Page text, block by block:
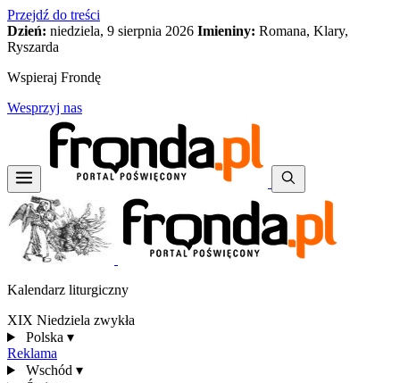
Przejdź do treści
Dzień: niedziela, 9 sierpnia 2026 Imieniny: Romana, Klary,
Ryszarda
Wspieraj Frondę
Wesprzyj nas
Kalendarz liturgiczny
XIX Niedziela zwykła
Polska ▾
Reklama
Wschód ▾